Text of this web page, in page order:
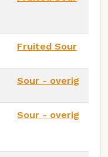
Fruited Sour
Sour - overig
Sour - overig